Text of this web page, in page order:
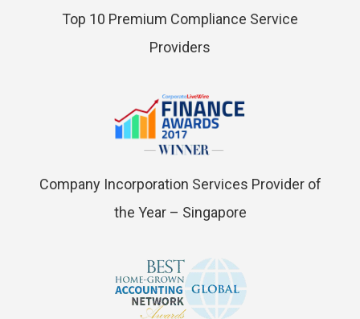
Top 10 Premium Compliance Service
Providers
Company Incorporation Services Provider of
the Year – Singapore